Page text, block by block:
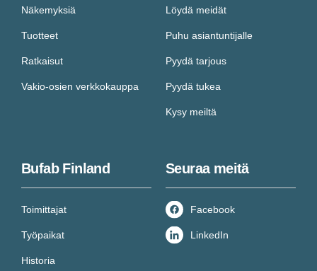
Näkemyksiä
Tuotteet
Ratkaisut
Vakio-osien verkkokauppa
Löydä meidät
Puhu asiantuntijalle
Pyydä tarjous
Pyydä tukea
Kysy meiltä
Bufab Finland
Toimittajat
Työpaikat
Historia
Seuraa meitä
Facebook
LinkedIn